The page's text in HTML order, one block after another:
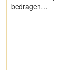
bedragen…